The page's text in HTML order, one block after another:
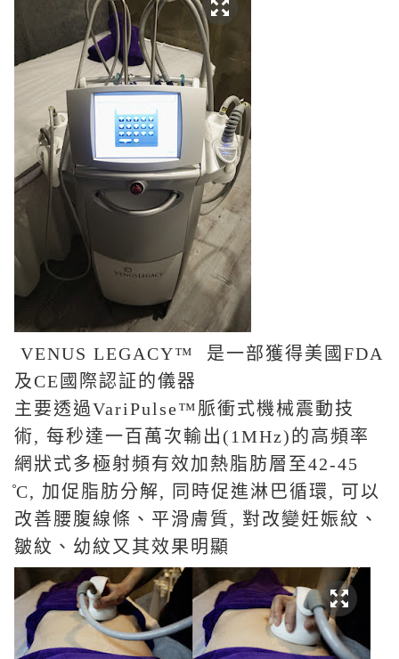
VENUS LEGACY™ 是一部獲得美國 FDA
及CE 國際認証的儀器
主要透過VariPulse™脈衝式機械震動技
術, 每秒達一百萬次輸出 (1MHz)的高頻率
網狀式多極射頻有效加熱脂肪層至42-45
̊C, 加促脂肪分解, 同時促進淋巴循環, 可以
改善腰腹線條、平滑膚質, 對改變妊娠紋、
皺紋、幼紋又其效果明顯